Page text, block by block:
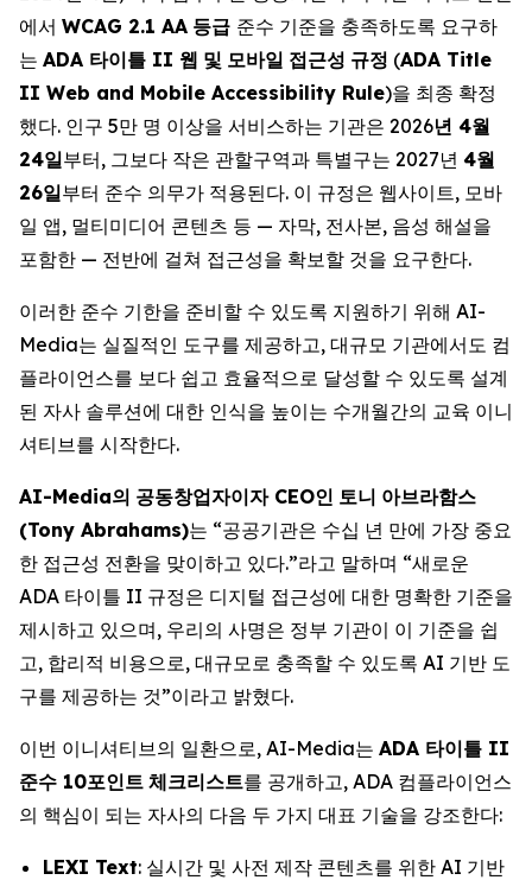
에서 WCAG 2.1 AA 등급 준수 기준을 충족하도록 요구하
는 ADA 타이틀 II 웹 및 모바일 접근성 규정 (ADA Title
II Web and Mobile Accessibility Rule)을 최종 확정
했다. 인구 5만 명 이상을 서비스하는 기관은 2026년 4월
24일부터, 그보다 작은 관할구역과 특별구는 2027년 4월
26일부터 준수 의무가 적용된다. 이 규정은 웹사이트, 모바
일 앱, 멀티미디어 콘텐츠 등 — 자막, 전사본, 음성 해설을
포함한 — 전반에 걸쳐 접근성을 확보할 것을 요구한다.
이러한 준수 기한을 준비할 수 있도록 지원하기 위해 AI-
Media는 실질적인 도구를 제공하고, 대규모 기관에서도 컴
플라이언스를 보다 쉽고 효율적으로 달성할 수 있도록 설계
된 자사 솔루션에 대한 인식을 높이는 수개월간의 교육 이니
셔티브를 시작한다.
AI-Media의 공동창업자이자CEO인 토니 아브라함스
(Tony Abrahams)는 “공공기관은 수십 년 만에 가장 중요
한 접근성 전환을 맞이하고 있다.”라고 말하며 “새로운
ADA 타이틀 II 규정은 디지털 접근성에 대한 명확한 기준을
제시하고 있으며, 우리의 사명은 정부 기관이 이 기준을 쉽
고, 합리적 비용으로, 대규모로 충족할 수 있도록 AI 기반 도
구를 제공하는 것”이라고 밝혔다.
이번 이니셔티브의 일환으로, AI-Media는 ADA 타이틀 II
준수 10포인트 체크리스트를 공개하고, ADA 컴플라이언스
의 핵심이 되는 자사의 다음 두 가지 대표 기술을 강조한다:
LEXI Text: 실시간 및 사전 제작 콘텐츠를 위한 AI 기반